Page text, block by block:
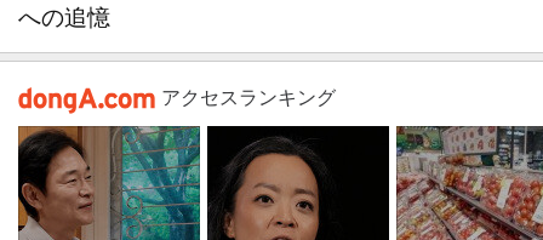
への追憶
アクセスランキング